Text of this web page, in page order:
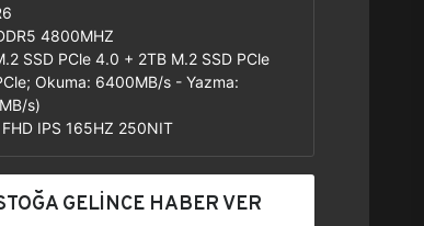
4800MHZ
SSD PCle 4.0 + 2TB M.2 SSD PCle
Okuma: 6400MB/s - Yazma:
s)
IPS 165HZ 250NIT
GELİNCE HABER VER